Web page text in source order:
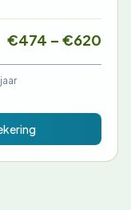
€474 – €620